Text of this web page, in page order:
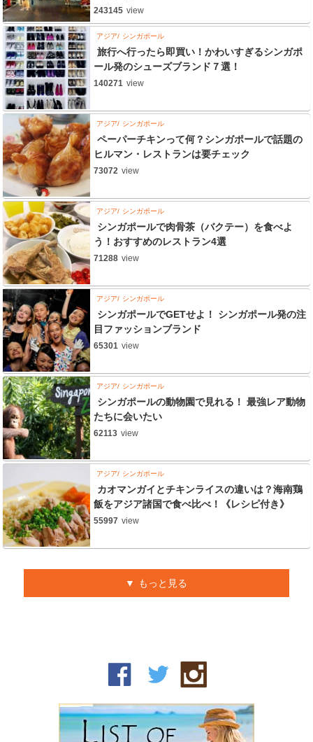
243145 view
アジア シンガポール
旅行へ行ったら即買い！かわいすぎるシンガポ
ール発のシューズブランド７選！
140271 view
アジア シンガポール
ペーパーチキンって何？シンガポールで話題の
ヒルマン・レストランは要チェック
73072 view
アジア シンガポール
シンガポールで肉骨茶（バクテー）を食べよ
う！おすすめのレストラン4選
71288 view
アジア シンガポール
シンガポールでGETせよ！ シンガポール発の注
目ファッションブランド
65301 view
アジア シンガポール
シンガポールの動物園で見れる！ 最強レア動物
たちに会いたい
62113 view
アジア シンガポール
カオマンガイとチキンライスの違いは？海南鶏
飯をアジア諸国で食べ比べ！《レシピ付き》
55997 view
もっと見る